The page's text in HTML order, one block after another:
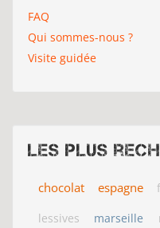
FAQ
Qui sommes-nous ?
Visite guidée
Les plus
chocolat espagne
lessives marseille